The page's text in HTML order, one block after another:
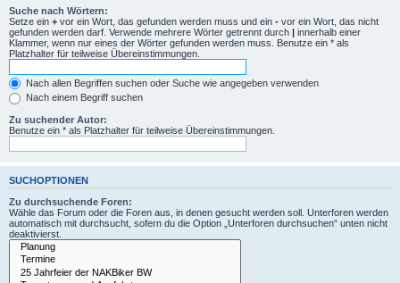
Suche nach Wörtern:
Setze ein + vor ein Wort, das gefunden werden muss und ein - vor ein Wort, das nicht
gefunden werden darf. Verwende mehrere Wörter getrennt durch | innerhalb einer
Klammer, wenn nur eines der Wörter gefunden werden muss. Benutze ein * als
Platzhalter für teilweise Übereinstimmungen.
Nach allen Begriffen suchen oder Suche wie angegeben verwenden
Nach einem Begriff suchen
Zu suchender Autor:
Benutze ein * als Platzhalter für teilweise Übereinstimmungen.
SUCHOPTIONEN
Zu durchsuchende Foren:
Wähle das Forum oder die Foren aus, in denen gesucht werden soll. Unterforen werden
automatisch mit durchsucht, sofern du die Option „Unterforen durchsuchen“ unten nicht
deaktivierst.